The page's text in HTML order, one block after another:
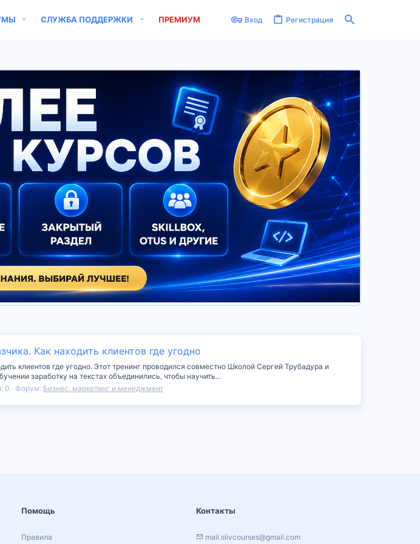
СЛУЖБА ПОДДЕРЖКИ ПРЕМИУМ Вход Регистрация
Как находить клиентов где угодно
клиентов где угодно. Этот тренинг проводился совместно Школой Сергей Трубадура и
заработку на текстах объединились, чтобы научить...
0 Форум: Бизнес, маркетинг и менеджмент
Помощь
Правила
Контакты
mail.slivcourses@gmail.com